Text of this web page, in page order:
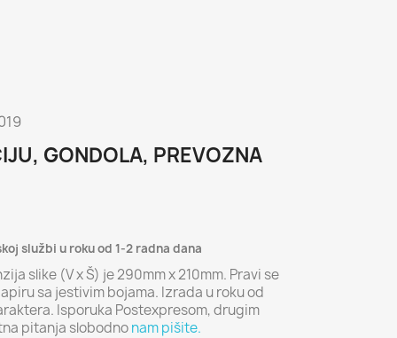
GONDOLA, PREVOZNA
službi u roku od 1-2 radna dana
slike (V x Š) je 290mm x 210mm. Pravi se
sa jestivim bojama. Izrada u roku od
Isporuka Postexpresom, drugim
pitanja slobodnonam pišite.